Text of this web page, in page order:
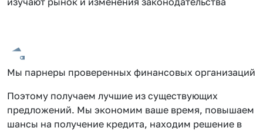
Мы парнеры проверенных финансовых организаций
Поэтому получаем лучшие из существующих
предложений. Мы экономим ваше время, повышаем
шансы на получение кредита, находим решение в